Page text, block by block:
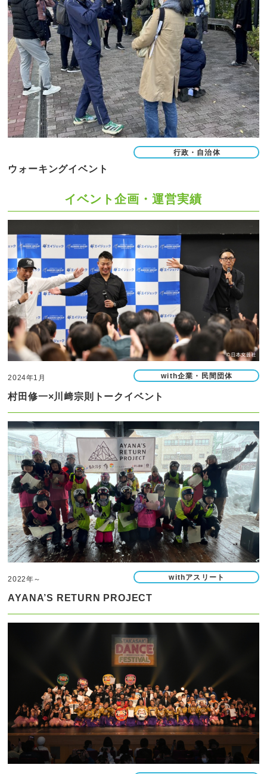
行政・自治体
ウォーキングイベント
イベント企画・運営実績
2024年1月 with企業・民間団体
村田修一×川﨑宗則トークイベント
2022年～ withアスリート
AYANA’S RETURN PROJECT